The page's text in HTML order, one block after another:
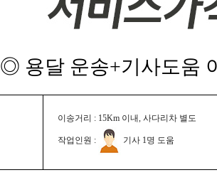
◎ 용달 운송+기사도움
이송거리 : 15Km 이내, 사다리차 별도
작업인원 : 기사 1명 도움